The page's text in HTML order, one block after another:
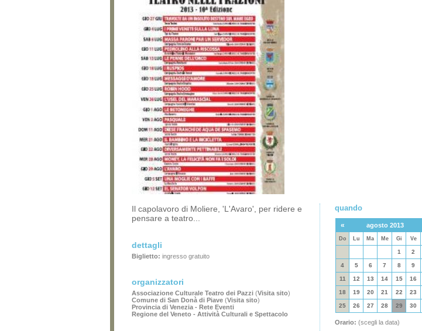
Il capolavoro di Moliere, 'L'Avaro', per ridere e
pensare a teatro...
dettagli
Biglietto: ingresso gratuito
organizzatori
Associazione Culturale Teatro dei Pazzi (Visita sito)
Comune di San Donà di Piave (Visita sito)
Provincia di Venezia - Rete Eventi
Regione del Veneto - Attività Culturali e Spettacolo
quando
« agosto 2013
Do Lu Ma Me Gi Ve
1 2
4 5 6 7 8 9
11 12 13 14 15 16
18 19 20 21 22 23
25 26 27 28 29 30
Orario: (scegli la data)